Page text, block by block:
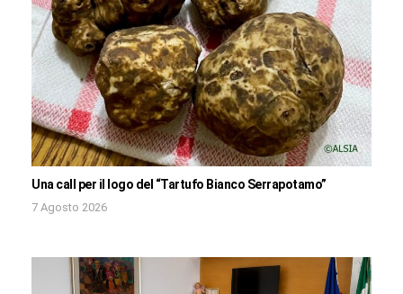
Una call per il logo del “Tartufo Bianco Serrapotamo”
7 Agosto 2026